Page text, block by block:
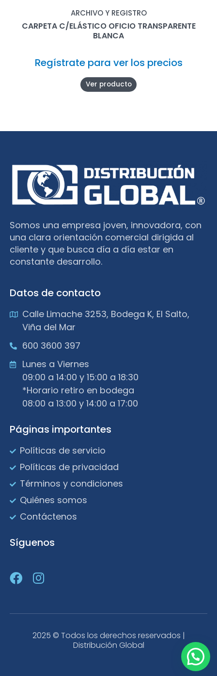
ARCHIVO Y REGISTRO
CARPETA C/ELÁSTICO OFICIO TRANSPARENTE
BLANCA
Regístrate para ver los precios
Ver producto
Somos una empresa joven, innovadora, con
una clara orientación comercial dirigida al
cliente y que busca día a día estar en
constante desarrollo.
Datos de contacto
Calle Limache 3253, Bodega K, El Salto,
Viña del Mar
600 3600 397
Lunes a Viernes
09:00 a 14:00 y 15:00 a 18:30
*Horario retiro en bodega
08:00 a 13:00 y 14:00 a 17:00
Páginas importantes
Políticas de servicio
Políticas de privacidad
Términos y condiciones
Quiénes somos
Contáctenos
Síguenos
2025 © Todos los derechos reservados |
Distribución Global